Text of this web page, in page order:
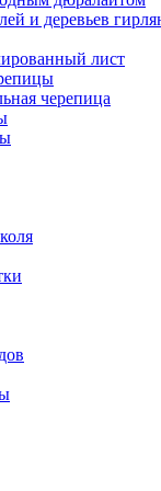
и деревьев
лист
черепица